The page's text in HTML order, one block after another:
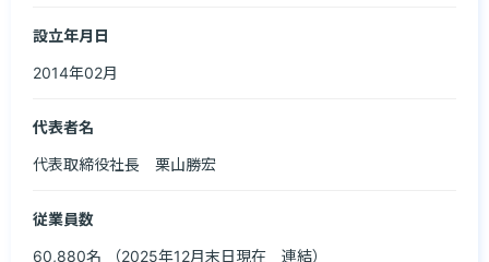
設立年月日
2014年02月
代表者名
代表取締役社長　栗山勝宏
従業員数
60,880名 （2025年12月末日現在　連結）